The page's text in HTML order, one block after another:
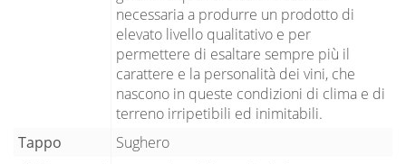
necessaria a produrre un prodotto di
elevato livello qualitativo e per
permettere di esaltare sempre più il
carattere e la personalità dei vini, che
nascono in queste condizioni di clima e di
terreno irripetibili ed inimitabili.
Tappo
Sughero